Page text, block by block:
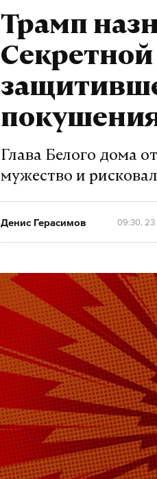
Трамп
Глава Белого дома
мужество и
Денис Герасимов 09:30, 23